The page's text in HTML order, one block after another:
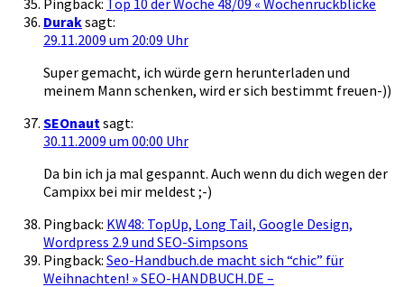
Duraksagt:
29.11.2009 um 20:09 Uhr
Super gemacht, ich würde gern herunterladen und
meinem Mann schenken, wird er sich bestimmt freuen-))
SEOnaut sagt:
30.11.2009 um 00:00 Uhr
Da bin ich ja mal gespannt. Auch wenn du dich wegen der
Campixx bei mir meldest ;-)
Pingback: KW48: TopUp, Long Tail, Google Design,
Wordpress 2.9 und SEO-Simpsons
Pingback: Seo-Handbuch.de macht sich “chic” für
Weihnachten! » SEO-HANDBUCH.DE –